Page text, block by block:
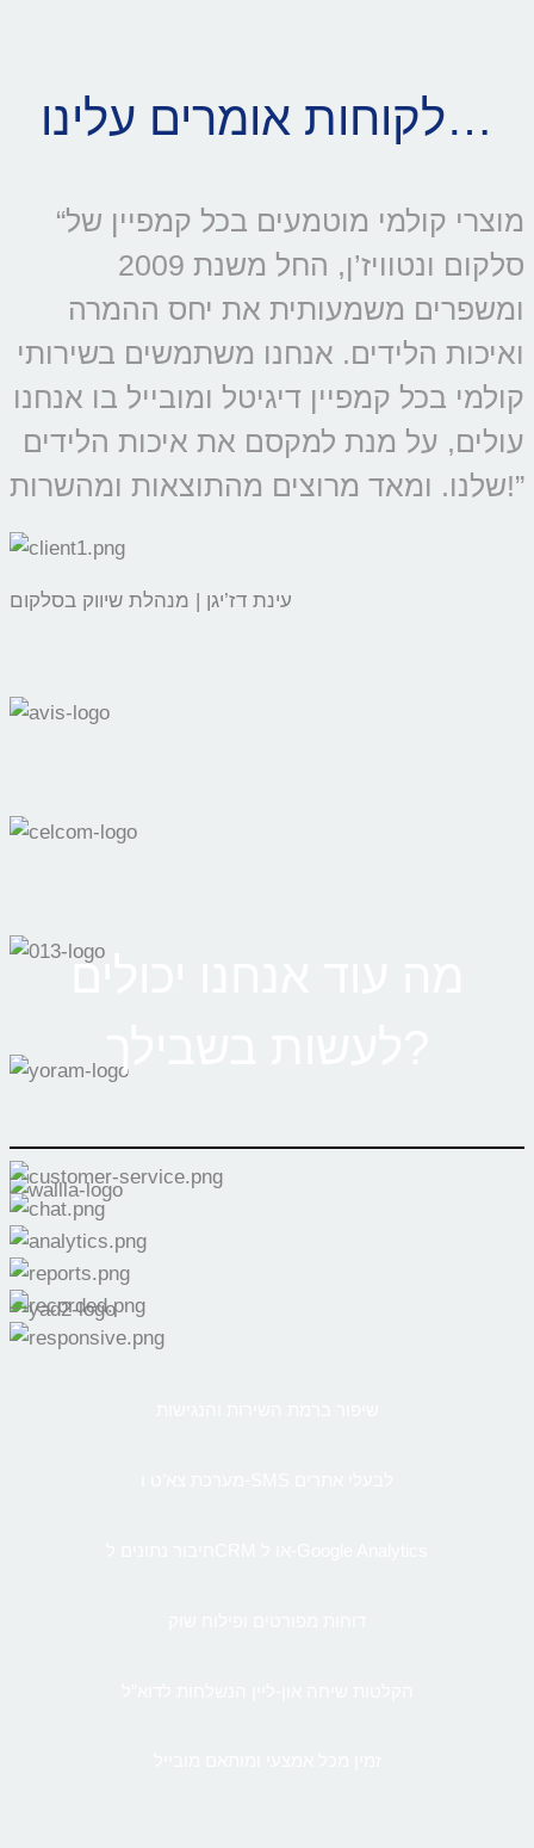
לקוחות אומרים עלינו…
“מוצרי קולמי מוטמעים בכל קמפיין של
סלקום ונטוויז’ן, החל משנת 2009
ומשפרים משמעותית את יחס ההמרה
ואיכות הלידים. אנחנו משתמשים בשירותי
קולמי בכל קמפיין דיגיטל ומובייל בו אנחנו
עולים, על מנת למקסם את איכות הלידים
שלנו. ומאד מרוצים מהתוצאות ומהשרות!”
עינת דז’יגן | מנהלת שיווק בסלקום
מה עוד אנחנו יכולים